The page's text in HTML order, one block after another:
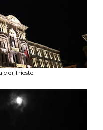
di Trieste